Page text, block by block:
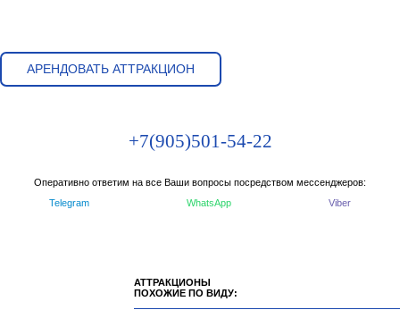
АРЕНДОВАТЬ АТТРАКЦИОН
+7(905)501-54-22
Оперативно ответим на все Ваши вопросы посредством мессенджеров:
Telegram
WhatsApp Viber
АТТРАКЦИОНЫ
ПОХОЖИЕ ПО ВИДУ: